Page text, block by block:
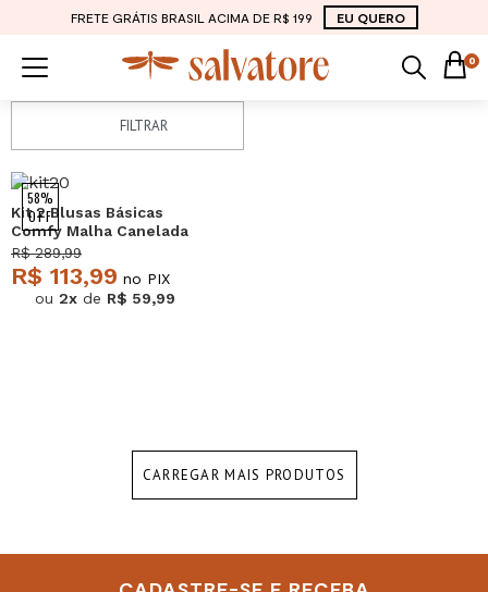
FRETE GRÁTIS BRASIL ACIMA DE R$ 199 EU QUERO
0
FILTRAR
58%
OFF
Kit 2 Blusas Básicas
Comfy Malha Canelada
Preta e Mescla Salvatore
R$ 289,99
R$ 113,99 no PIX
ou 2x de R$ 59,99
CARREGAR MAIS PRODUTOS